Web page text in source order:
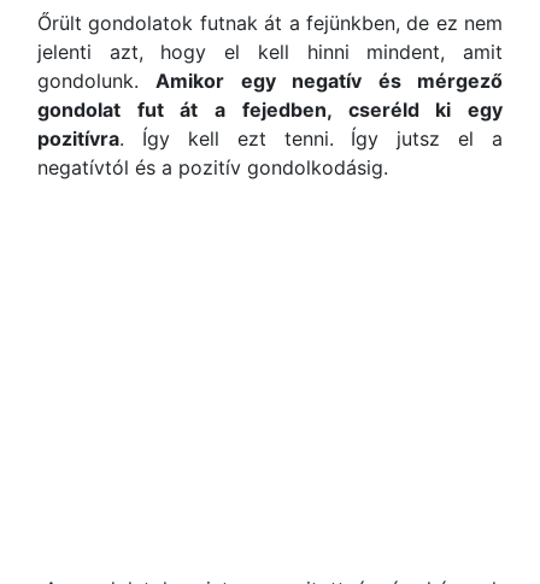
Őrült gondolatok futnak át a fejünkben, de ez nem
jelenti azt, hogy el kell hinni mindent, amit
gondolunk.Amikor egy negatív és mérgező
gondolat fut át a fejedben, cseréld ki egy
pozitívra. Így kell ezt tenni. Így jutsz el a
negatívtól és a pozitív gondolkodásig.